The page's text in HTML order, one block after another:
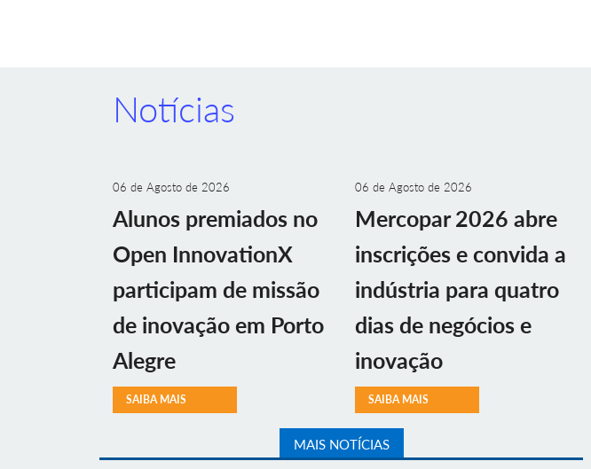
Notícias
06 de Agosto de 2026
Alunos premiados no
Open InnovationX
participam de missão
de inovação em Porto
Alegre
SAIBA MAIS
06 de Agosto de 2026
Mercopar 2026 abre
inscrições e convida a
indústria para quatro
dias de negócios e
inovação
SAIBA MAIS
MAIS NOTÍCIAS